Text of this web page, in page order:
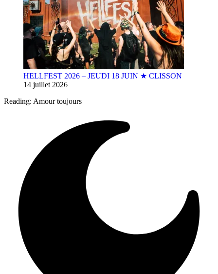
HELLFEST 2026 – JEUDI 18 JUIN ★ CLISSON
14 juillet 2026
Reading: Amour toujours